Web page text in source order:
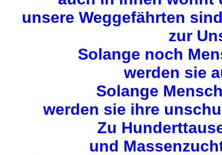
unsere Weggefährten
zur
Solange noch
werden sie
Solange
werden sie ihre
Zu
und